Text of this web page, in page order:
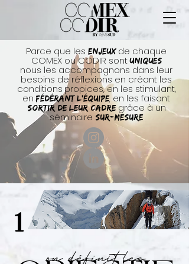
Parce que les ENJEUX de chaque
COMEX ou CODIR sont uniques
nous les accompagnons dans leur
besoins de réflexions en créant les
conditions propices, en les stimulant,
en fédérant l’équipe, en les faisant
sortir de leur cadre grâce à un
séminaire sur-mesure
1
on définit les